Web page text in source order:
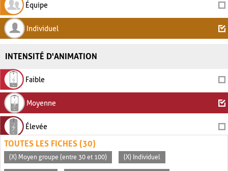
Équipe
Individuel
INTENSITÉ D'ANIMATION
Faible
Moyenne
Élevée
TOUTES LES FICHES (30)
(X) Moyen groupe (entre 30 et 100) (X) Individuel